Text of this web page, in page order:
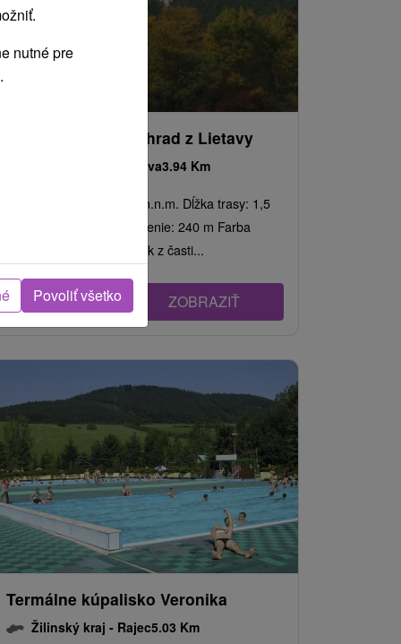
Túra na Lietavský hrad z Lietavy
Lietava3.94 Km
Nadmorská výška: 635 m.n.m. Dĺžka trasy: 1,5
km Trvanie: pol h Prevýšenie: 240 m Farba
značky: Turistický chodník z časti...
ZOBRAZIŤ
Termálne kúpalisko Veronika
Žilinský kraj - Rajec5.03 Km
nutné pre
Povoliť všetko